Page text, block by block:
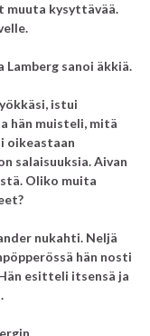
muuta kysyttävää.
Lamberg sanoi äkkiä.
istui
hän muisteli, mitä
oikeastaan
salaisuuksia. Aivan
Oliko muita
nukahti. Neljä
hän nosti
esitteli itsensä ja